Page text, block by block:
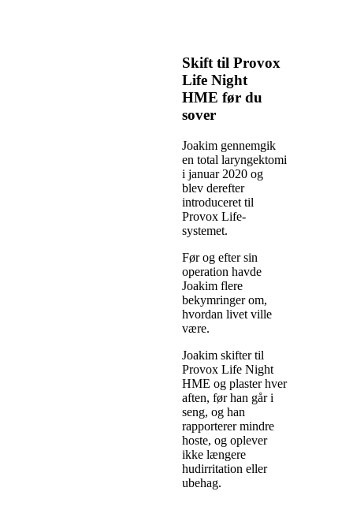
Skift til Provox
Life Night
HME før du
sover
Joakim gennemgik
en total laryngektomi
i januar 2020 og
blev derefter
introduceret til
Provox Life-
systemet.
Før og efter sin
operation havde
Joakim flere
bekymringer om,
hvordan livet ville
være.
Joakim skifter til
Provox Life Night
HME og plaster hver
aften, før han går i
seng, og han
rapporterer mindre
hoste, og oplever
ikke længere
hudirritation eller
ubehag.